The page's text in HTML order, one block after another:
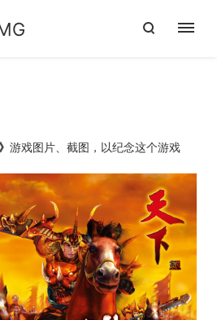
游戏图片、截图，以纪念这个游戏